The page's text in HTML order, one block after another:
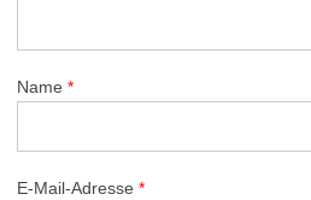
Name *
E-Mail-Adresse *